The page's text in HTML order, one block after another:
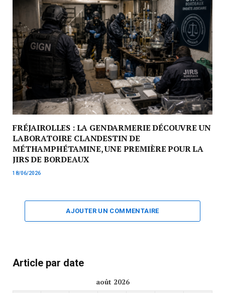
FRÉJAIROLLES : LA GENDARMERIE DÉCOUVRE UN
LABORATOIRE CLANDESTIN DE
MÉTHAMPHÉTAMINE, UNE PREMIÈRE POUR LA
JIRS DE BORDEAUX
18/06/2026
AJOUTER UN COMMENTAIRE
Article par date
août 2026